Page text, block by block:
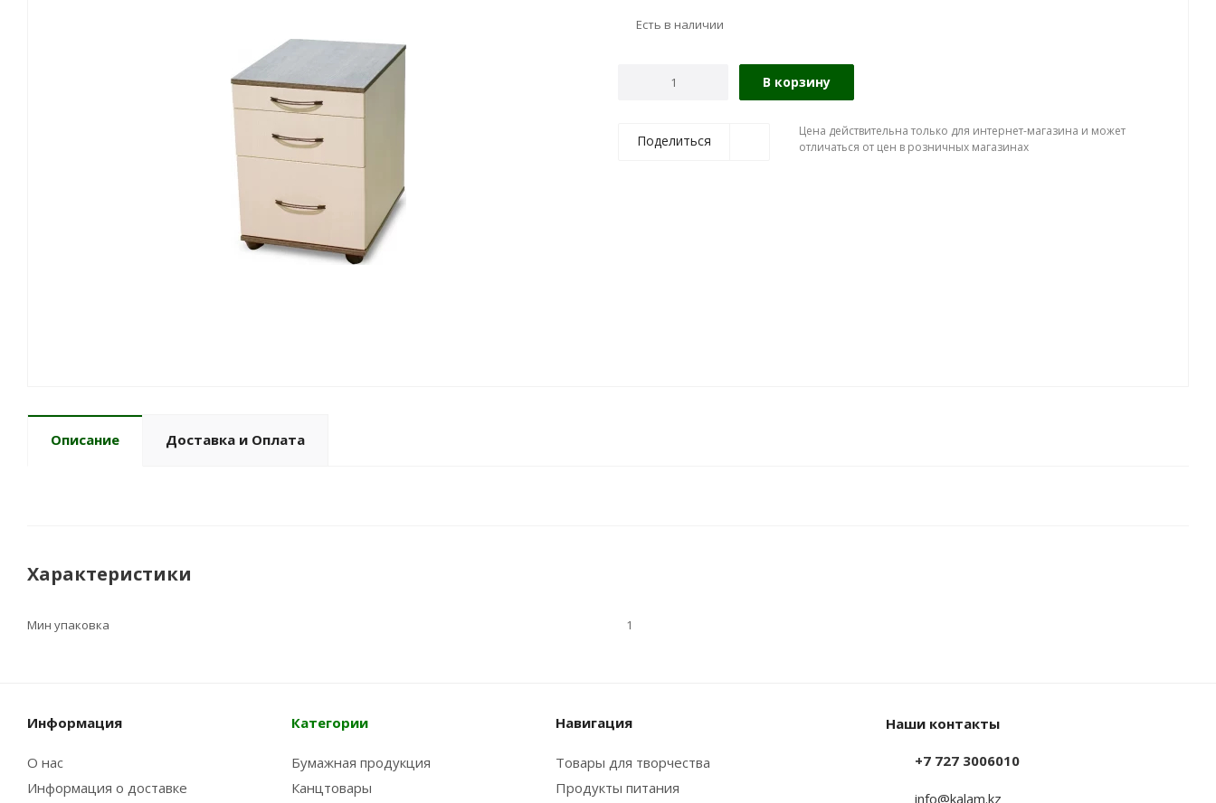
Есть в наличии
В корзину
Поделиться
Цена действительна только для интернет-магазина и может
отличаться от цен в розничных магазинах
Описание Доставка и Оплата
Характеристики
Мин упаковка 1
Информация
О нас
Информация о доставке
Категории
Бумажная продукция
Канцтовары
Навигация
Товары для творчества
Продукты питания
Наши контакты
+7 727 3006010
info@kalam.kz